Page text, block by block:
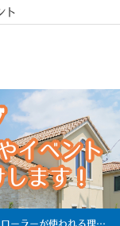
ト
電話
イベント
します！